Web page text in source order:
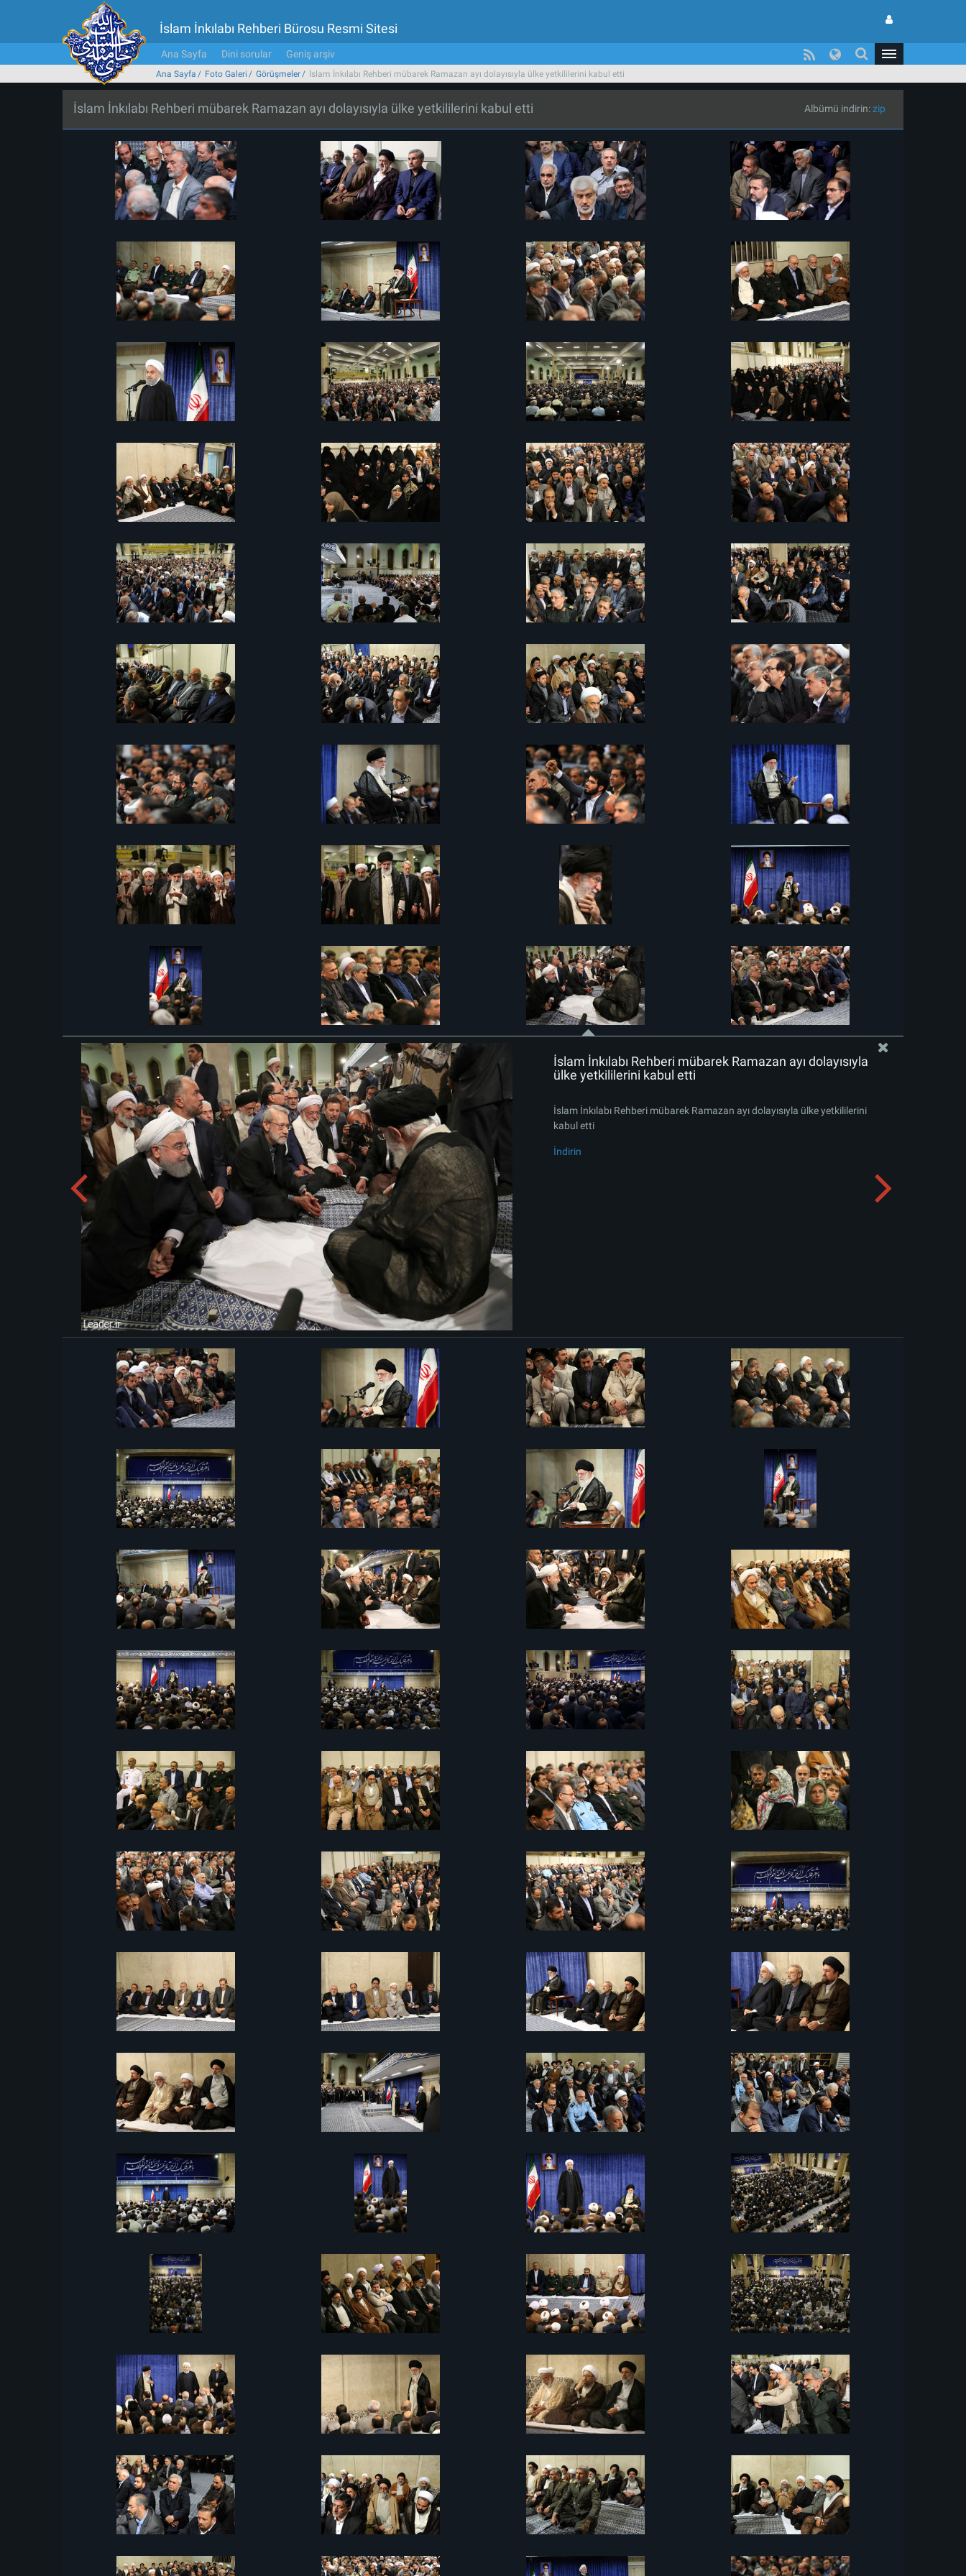
İslam İnkılabı Rehberi Bürosu Resmi Sitesi
Ana Sayfa Dini sorular Geniş arşiv
Ana Sayfa Foto Galeri Görüşmeler İslam İnkılabı Rehberi mübarek Ramazan ayı dolayısıyla ülke yetkililerini kabul etti
İslam İnkılabı Rehberi mübarek Ramazan ayı dolayısıyla ülke yetkililerini kabul etti Albümü indirin:zip
İslam İnkılabı Rehberi mübarek Ramazan ayı dolayısıyla
ülke yetkililerini kabul etti
İslam İnkılabı Rehberi mübarek Ramazan ayı dolayısıyla ülke yetkililerini
kabul etti
İndirin